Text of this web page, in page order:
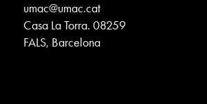
umac@umac.cat
Casa La Torra. 08259
FALS, Barcelona